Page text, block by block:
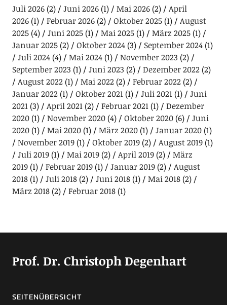
Juli 2026(2) Juni 2026(1) Mai 2026(2)
April
2026(1) Februar 2026(2) Oktober 2025(1)
August
2025(4) Juni 2025(1) Mai 2025(1) März 2025(1)
Januar 2025(2) Oktober 2024(3) September 2024(1)
Juli 2024(4) Mai 2024(1) November 2023 (2)
September 2023 (1) Juni 2023 (2) Dezember 2022(2)
August 2022(1) Mai 2022(2) Februar 2022(2)
Januar 2022(1) Oktober 2021(1) Juli 2021(1)
Juni
2021(3) April 2021(2) Februar 2021(1)
Dezember
2020(1) November 2020(4) Oktober 2020(6)
Juni
2020(1) Mai 2020(1) März 2020(1) Januar 2020(1)
November 2019(1) Oktober 2019(2) August 2019(1)
Juli 2019(1) Mai 2019(2) April 2019(2)
März
2019(1) Februar 2019(1) Januar 2019(2)
August
2018(1) Juli 2018(2) Juni 2018(1) Mai 2018(2)
März 2018(2) Februar 2018(1)
Prof. Dr. Christoph Degenhart
SEITENÜBERSICHT